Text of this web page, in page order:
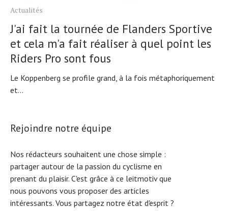
Actualités
J'ai fait la tournée de Flanders Sportive
et cela m'a fait réaliser à quel point les
Riders Pro sont fous
Le Koppenberg se profile grand, à la fois métaphoriquement
et...
Rejoindre notre équipe
Nos rédacteurs souhaitent une chose simple :
partager autour de la passion du cyclisme en
prenant du plaisir. C'est grâce à ce leitmotiv que
nous pouvons vous proposer des articles
intéressants. Vous partagez notre état d'esprit ?